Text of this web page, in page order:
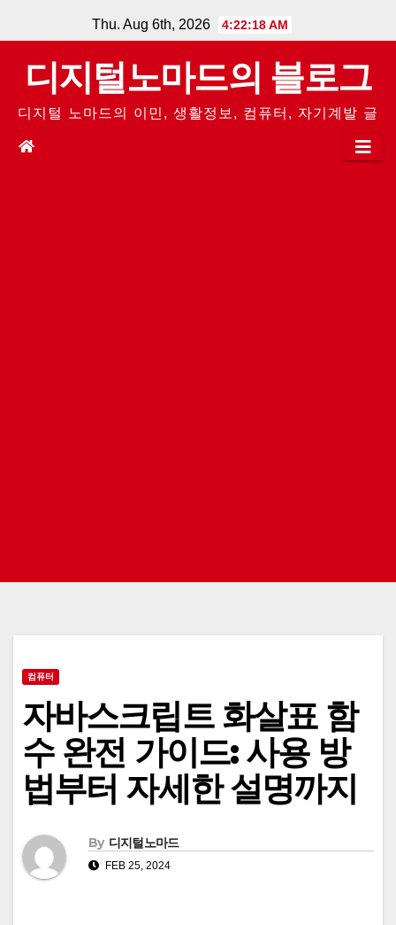
to
content
Thu. Aug 6th, 2026 4:22:19 AM
디지털노마드의 블로그
디지털 노마드의 이민, 생활정보, 컴퓨터, 자기계발 글
컴퓨터
자바스크립트 화살표 함
수 완전 가이드: 사용 방
법부터 자세한 설명까지
By 디지털노마드
FEB 25, 2024